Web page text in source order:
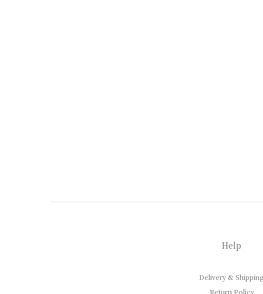
Help
Delivery &
Return Policy